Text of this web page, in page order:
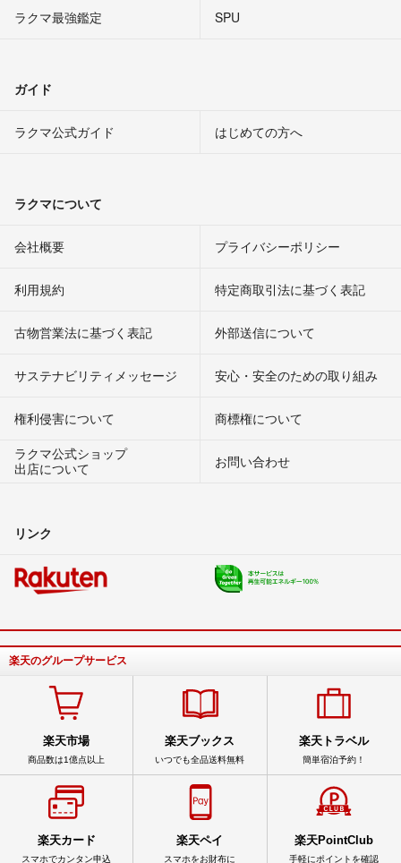
ラクマ最強鑑定
SPU
ガイド
ラクマ公式ガイド はじめての方へ
ラクマについて
会社概要 プライバシーポリシー
利用規約 特定商取引法に基づく表記
古物営業法に基づく表記 外部送信について
サステナビリティメッセージ 安心・安全のための取り組み
権利侵害について
商標権について
ラクマ公式ショップ
出店について
お問い合わせ
リンク
楽天のグループサービス
楽天市場
商品数は1億点以上
楽天ブックス
いつでも全品送料無料
楽天トラベル
簡単宿泊予約！
楽天カード
スマホでカンタン申込
楽天ペイ
スマホをお財布に
楽天PointClub
手軽にポイントを確認